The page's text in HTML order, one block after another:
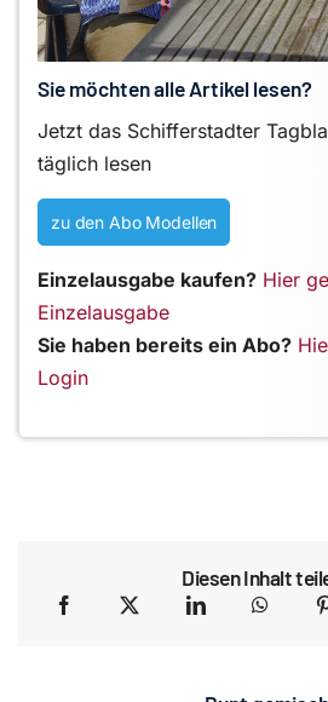
Sie möchten alle Artikel lesen?
Jetzt das Schifferstadter
täglich lesen
zu den Abo Modellen
Einzelausgabe kaufen? Hier
Einzelausgabe
Sie haben bereits ein Abo?
Login
Diesen Inhalt